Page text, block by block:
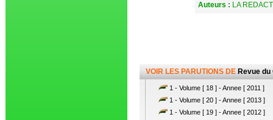
Auteurs : LA
VOIR LES PARUTIONS DE Revue du
1 - Volume [ 18 ] - Annee [ 2011 ]
1 - Volume [ 20 ] - Annee [ 2013 ]
1 - Volume [ 19 ] - Annee [ 2012 ]